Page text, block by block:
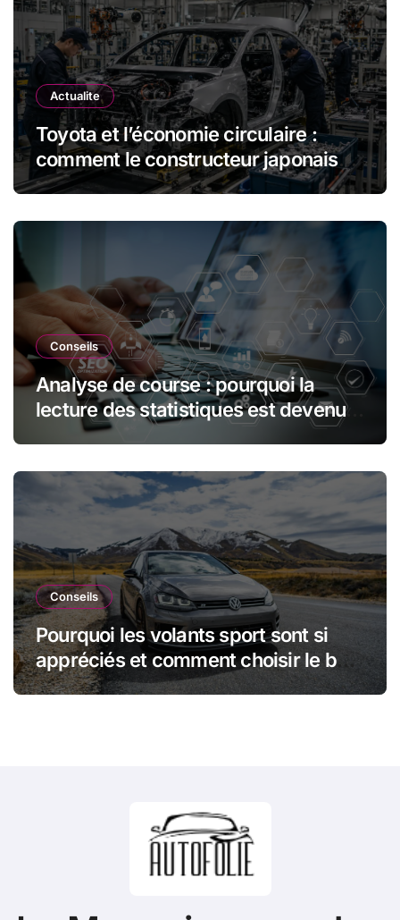
Actualite
Toyota et l’économie circulaire :
comment le constructeur japonais
réduit les déchets et optimise les
Conseils
Analyse de course : pourquoi la
lecture des statistiques est devenue
essentielle en sport automobile
Conseils
Pourquoi les volants sport sont si
appréciés et comment choisir le bon
modèle